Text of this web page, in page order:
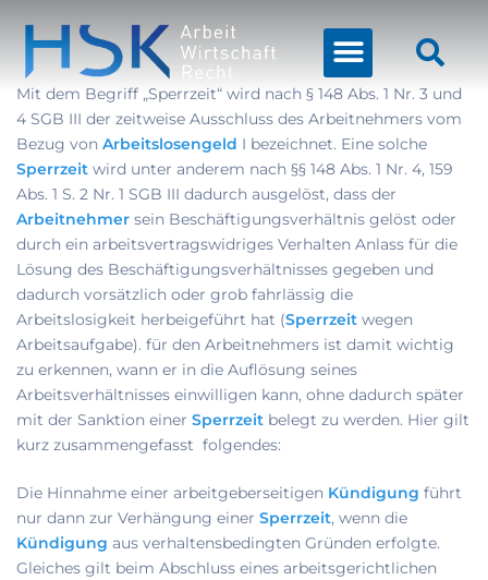
Mit dem Begriff „Sperrzeit“ wird nach § 148 Abs. 1 Nr. 3 und
4 SGB III der zeitweise Ausschluss des Arbeitnehmers vom
Bezug von Arbeitslosengeld I bezeichnet. Eine solche
Sperrzeit wird unter anderem nach §§ 148 Abs. 1 Nr. 4, 159
Abs. 1 S. 2 Nr. 1 SGB III dadurch ausgelöst, dass der
Arbeitnehmer sein Beschäftigungsverhältnis gelöst oder
durch ein arbeitsvertragswidriges Verhalten Anlass für die
Lösung des Beschäftigungsverhältnisses gegeben und
dadurch vorsätzlich oder grob fahrlässig die
Arbeitslosigkeit herbeigeführt hat (Sperrzeit wegen
Arbeitsaufgabe). für den Arbeitnehmers ist damit wichtig
zu erkennen, wann er in die Auflösung seines
Arbeitsverhältnisses einwilligen kann, ohne dadurch später
mit der Sanktion einer Sperrzeit belegt zu werden. Hier gilt
kurz zusammengefasst folgendes:
Die Hinnahme einer arbeitgeberseitigen Kündigung führt
nur dann zur Verhängung einer Sperrzeit, wenn die
Kündigung aus verhaltensbedingten Gründen erfolgte.
Gleiches gilt beim Abschluss eines arbeitsgerichtlichen